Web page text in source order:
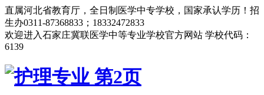
直属河北省教育厅，全日制医学中专学校，国家承认学历！招
生办0311-87368833；18332472833
欢迎进入石家庄冀联医学中等专业学校官方网站 学校代码：
6139